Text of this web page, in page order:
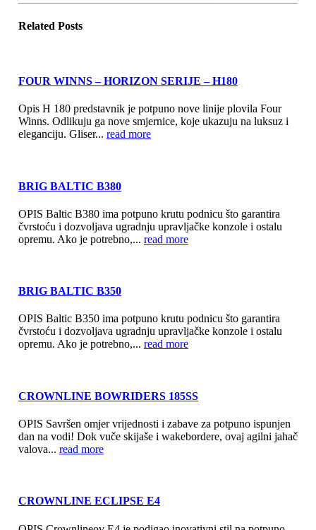
Related Posts
FOUR WINNS – HORIZON SERIJE – H180
Opis H 180 predstavnik je potpuno nove linije plovila Four
Winns. Odlikuju ga nove smjernice, koje ukazuju na luksuz i
eleganciju. Gliser... read more
BRIG BALTIC B380
OPIS Baltic B380 ima potpuno krutu podnicu što garantira
čvrstoću i dozvoljava ugradnju upravljačke konzole i ostalu
opremu. Ako je potrebno,... read more
BRIG BALTIC B350
OPIS Baltic B350 ima potpuno krutu podnicu što garantira
čvrstoću i dozvoljava ugradnju upravljačke konzole i ostalu
opremu. Ako je potrebno,... read more
CROWNLINE BOWRIDERS 185SS
OPIS Savršen omjer vrijednosti i zabave za potpuno ispunjen
dan na vodi! Dok vuče skijaše i wakebordere, ovaj agilni jahač
valova... read more
CROWNLINE ECLIPSE E4